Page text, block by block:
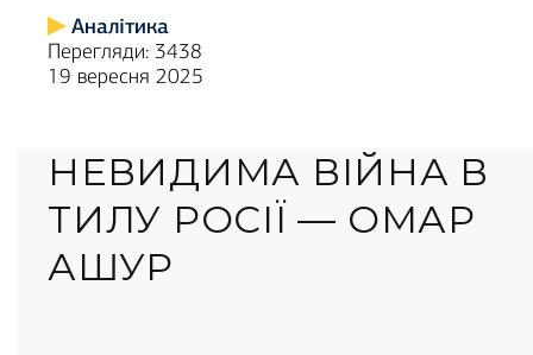
Аналітика
Перегляди: 3438
19 вересня 2025
НЕВИДИМА ВІЙНА В
ТИЛУ РОСІЇ — ОМАР
АШУР